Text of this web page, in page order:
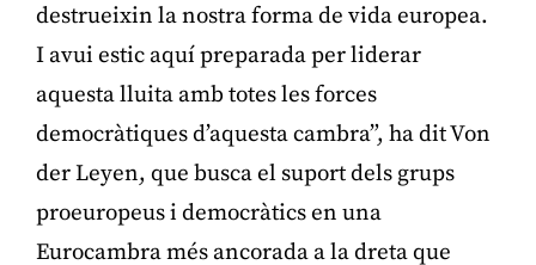
destrueixin la nostra forma de vida europea.
I avui estic aquí preparada per liderar
aquesta lluita amb totes les forces
democràtiques d’aquesta cambra”, ha dit Von
der Leyen, que busca el suport dels grups
proeuropeus i democràtics en una
Eurocambra més ancorada a la dreta que